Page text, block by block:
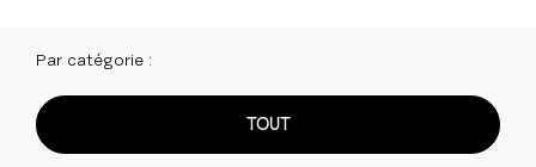
Par catégorie :
TOUT